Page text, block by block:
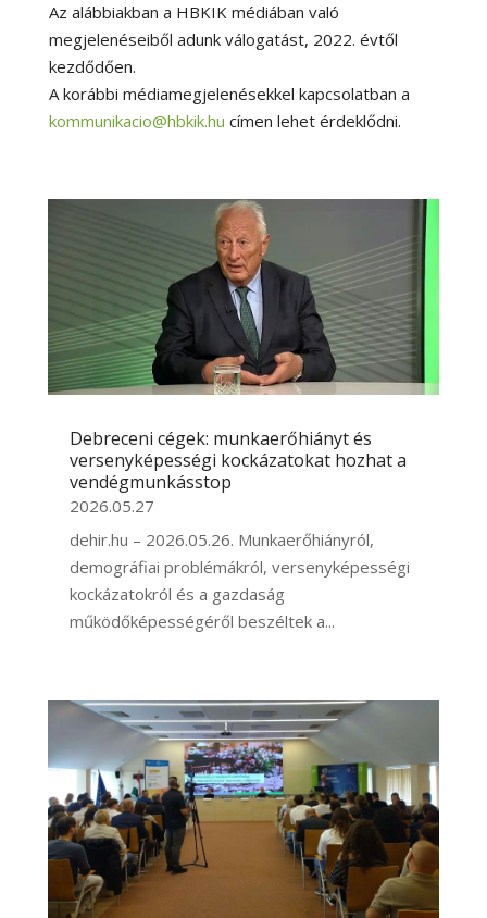
Az alábbiakban a HBKIK médiában való
megjelenéseiből adunk válogatást, 2022. évtől
kezdődően.
A korábbi médiamegjelenésekkel kapcsolatban a
kommunikacio@hbkik.hu címen lehet érdeklődni.
Debreceni cégek: munkaerőhiányt és
versenyképességi kockázatokat hozhat a
vendégmunkásstop
2026.05.27
dehir.hu – 2026.05.26. Munkaerőhiányról,
demográfiai problémákról, versenyképességi
kockázatokról és a gazdaság
működőképességéről beszéltek a...